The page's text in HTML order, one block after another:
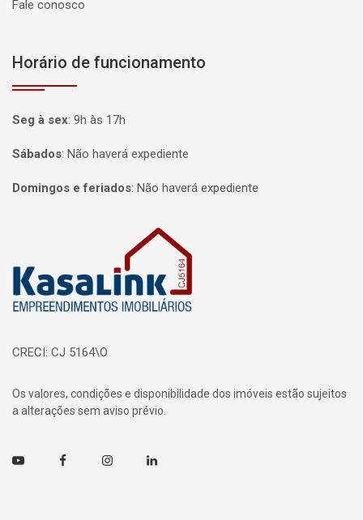
Fale conosco
Horário de funcionamento
Seg à sex: 9h às 17h
Sábados: Não haverá expediente
Domingos e feriados: Não haverá expediente
CRECI: CJ 5164\O
Os valores, condições e disponibilidade dos imóveis estão sujeitos
a alterações sem aviso prévio.
Youtube FacebookInstagramLinkedin